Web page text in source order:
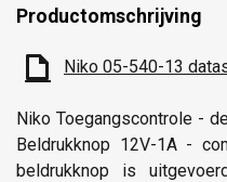
Productomschrijving
Niko 05-540-13
Niko Toegangscontrole -
Beldrukknop 12V-1A -
beldrukknop is